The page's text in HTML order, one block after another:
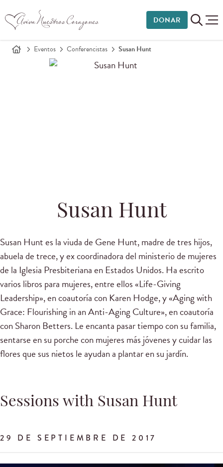
DONAR
Eventos Conferencistas Susan Hunt
Susan Hunt
Susan Hunt es la viuda de Gene Hunt, madre de tres hijos,
abuela de trece, y ex coordinadora del ministerio de mujeres
de la Iglesia Presbiteriana en Estados Unidos. Ha escrito
varios libros para mujeres, entre ellos «Life-Giving
Leadership», en coautoría con Karen Hodge, y «Aging with
Grace: Flourishing in an Anti-Aging Culture», en coautoría
con Sharon Betters. Le encanta pasar tiempo con su familia,
sentarse en su porche con mujeres más jóvenes y cuidar las
flores que sus nietos le ayudan a plantar en su jardín.
Sessions with Susan Hunt
29 DE SEPTIEMBRE DE 2017